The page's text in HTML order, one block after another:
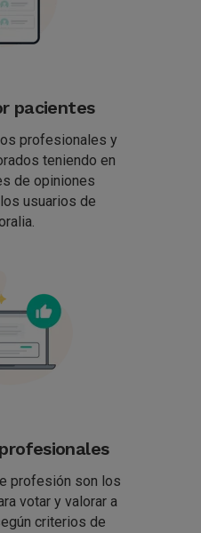
pacientes
profesionales y
teniendo en
de opiniones
usuarios de
profesión son los
votar y valorar a
criterios de